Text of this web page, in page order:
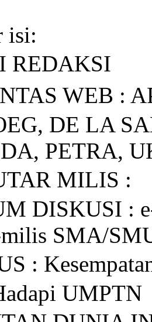
isi:
REDAKSI
WEB :
DE LA
PETRA,
MILIS :
DISKUSI :
SMA/
:
UMPTN